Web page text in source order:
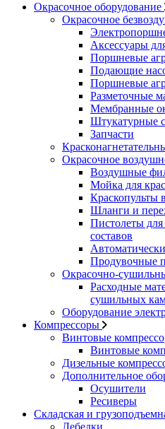
Окрасочное оборудование
Окрасочное
Аксессуары
Поршневые
Подающие
Поршневые
Разметочные
Мембранные
Штукатурные
Запчасти
Окрасочное
Воздушные
Мойка для
Краскопульты
Шланги и
Пистолеты
составов
Продувочные
Окрасочно-
Расходные
сушильных
Оборудование
Компрессоры
Винтовые
Винтовые
Дизельные
Дополнительное
Осушители
Ресиверы
Складская и